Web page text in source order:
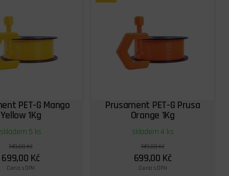
PET-G Mango
Yellow 1Kg
skladem 5 ks
749,00 Kč
699,00 Kč
Cena s DPH
Prusament PET-G Prusa
Orange 1Kg
skladem 4 ks
749,00 Kč
699,00 Kč
Cena s DPH